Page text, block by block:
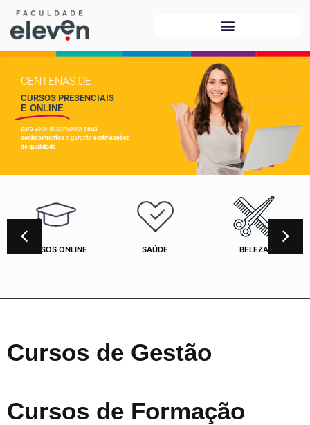
CENTENAS DE
CURSOS PRESENCIAIS
E ONLINE
para você desenvolver seus
conhecimentos e garantir certificações
de qualidade.
CURSOS ONLINE SAÚDE BELEZA
Cursos de Gestão
Cursos de Formação